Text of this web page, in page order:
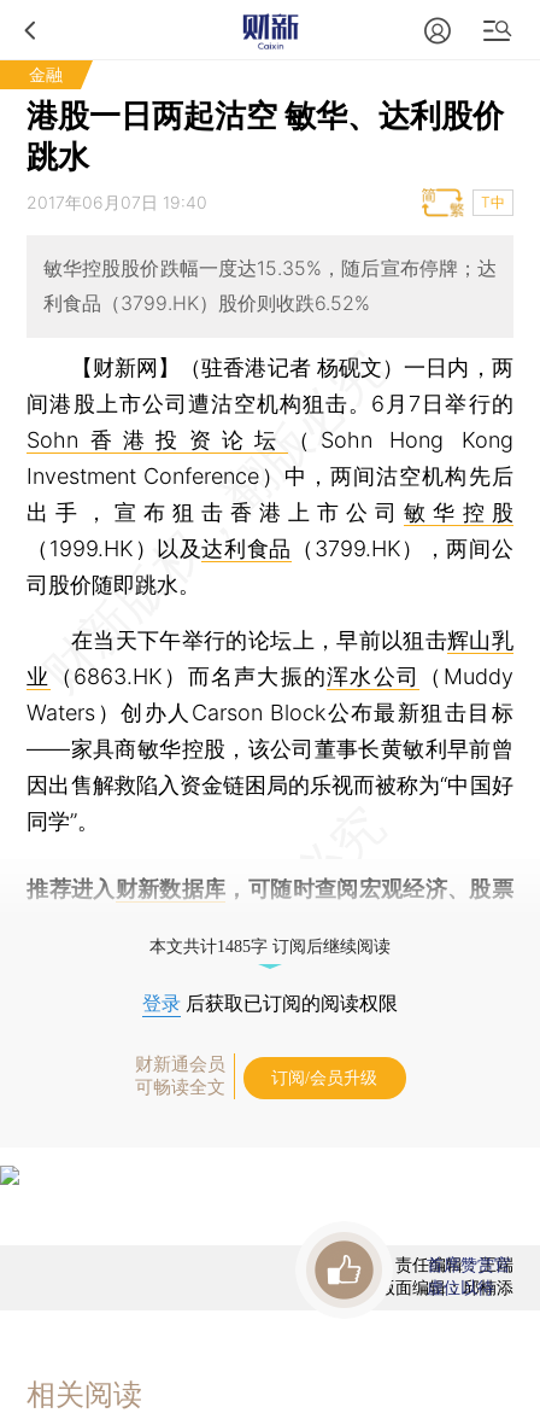
金融
港股一日两起沽空 敏华、达利股价
跳水
2017年06月07日 19:40 T中
敏华控股股价跌幅一度达15.35%，随后宣布停牌；达
利食品（3799.HK）股价则收跌6.52%
【财新网】（驻香港记者 杨砚文）一日内，两
间港股上市公司遭沽空机构狙击。6月7日举行的
Sohn香港投资论坛
（Sohn Hong Kong
Investment Conference）中，两间沽空机构先后
出手，宣布狙击香港上市公司敏华控股
（1999.HK）以及达利食品 （3799.HK），两间公
司股价随即跳水。
在当天下午举行的论坛上，早前以狙击辉山乳
业
（6863.HK）而名声大振的浑水公司
（Muddy
Waters）创办人Carson Block公布最新狙击目标
——家具商敏华控股，该公司董事长黄敏利早前曾
因出售解救陷入资金链困局的乐视而被称为“中国好
同学”。
推荐进入 财新数据库 ，可随时查阅宏观经济、股票
本文共计1485字 订阅后继续阅读
登录 后获取已订阅的阅读权限
财新通会员
可畅读全文
订阅/会员升级
责任编辑：王端
版面编辑：邱楠添
首席赞赏官
虚位以待
相关阅读